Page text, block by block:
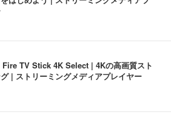
TV Stick 4K Select | 4Kの高画質スト
| ストリーミングメディアプレイヤー